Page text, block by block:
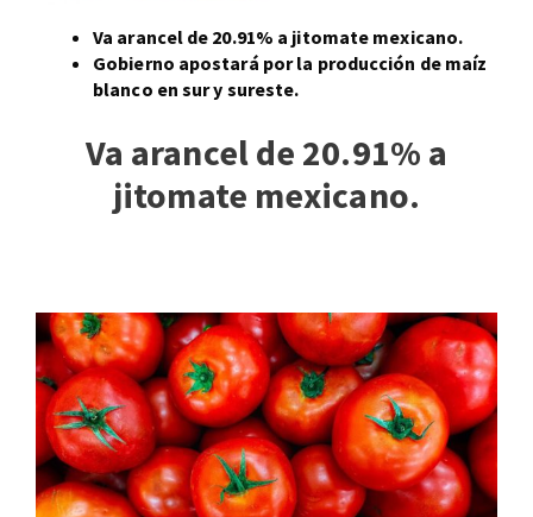
Va arancel de 20.91% a jitomate mexicano.
Gobierno apostará por la producción de maíz
blanco en sur y sureste.
Va arancel de 20.91% a
jitomate mexicano.